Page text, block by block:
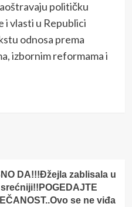
političku
i vlasti u Republici
odnosa prema
izbornim reformama i
DA!!!Đžejla zablisala u
se ne viđa